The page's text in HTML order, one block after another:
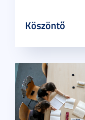
Köszöntő